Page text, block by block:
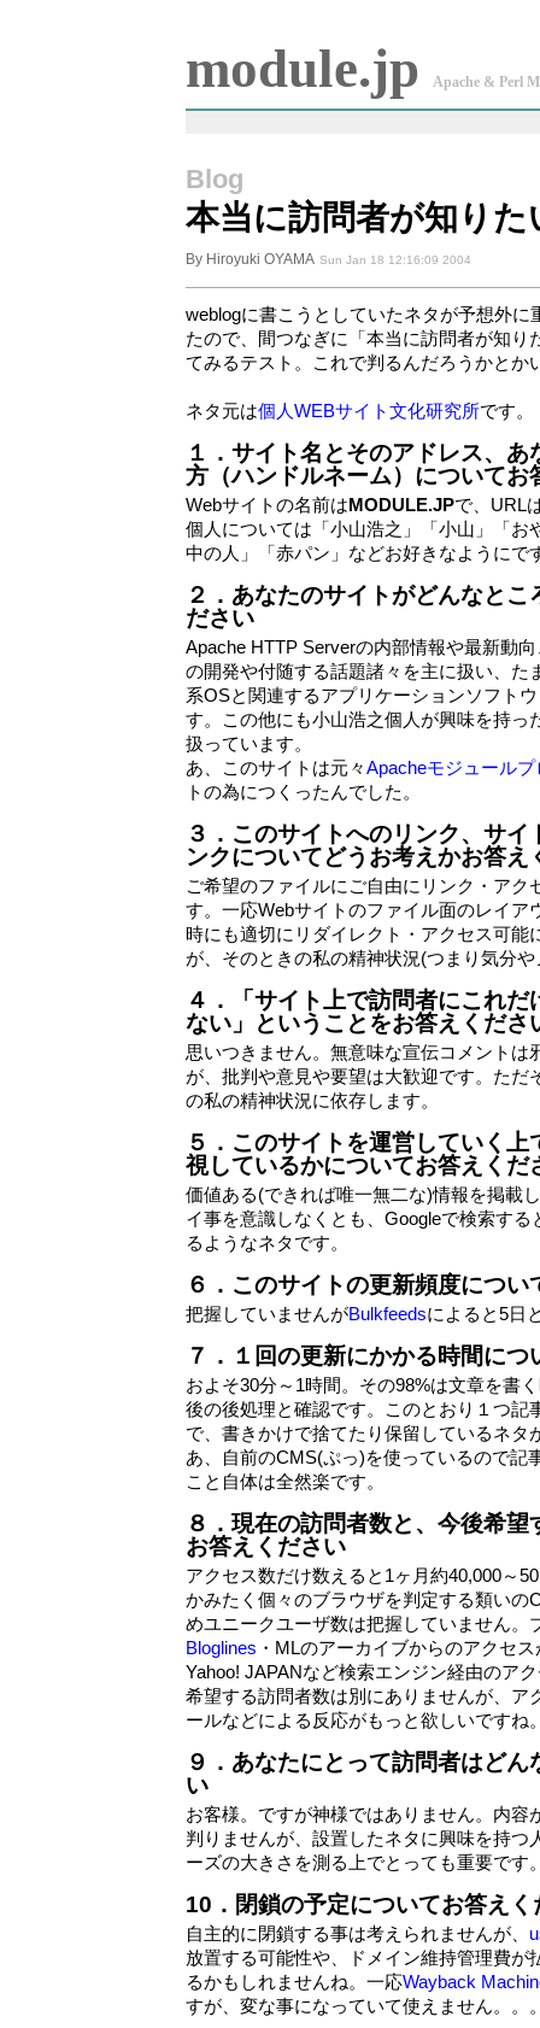
module.jp Apache & Perl
Blog
本当に訪問者が知りた
By Hiroyuki OYAMA Sun Jan 18 12:16:09 2004
weblogに書こうとしていたネタが予想外に
たので、間つなぎに「本当に訪問者が知り
てみるテスト。これで判るんだろうかとか
ネタ元は個人WEBサイト文化研究所です。
１．サイト名とそのアドレス、
方（ハンドルネーム）についてお
Webサイトの名前はMODULE.JPで、URL
個人については「小山浩之」「小山」「お
中の人」「赤パン」などお好きなようにで
２．あなたのサイトがどんなと
ださい
Apache HTTP Serverの内部情報や最新動
の開発や付随する話題諸々を主に扱い、た
系OSと関連するアプリケーションソフト
す。この他にも小山浩之個人が興味を持っ
扱っています。
あ、このサイトは元々Apacheモジュール
トの為につくったんでした。
３．このサイトへのリンク、サ
ンクについてどうお考えかお答え
ご希望のファイルにご自由にリンク・アク
す。一応Webサイトのファイル面のレイア
時にも適切にリダイレクト・アクセス可能
が、そのときの私の精神状況(つまり気分
４．「サイト上で訪問者にこれ
ない」ということをお答えくださ
思いつきません。無意味な宣伝コメントは
が、批判や意見や要望は大歓迎です。ただ
の私の精神状況に依存します。
５．このサイトを運営していく
視しているかについてお答えくだ
価値ある(できれば唯一無二な)情報を掲載
イ事を意識しなくとも、Googleで検索す
るようなネタです。
６．このサイトの更新頻度につい
把握していませんがBulkfeedsによると5日
７．１回の更新にかかる時間に
およそ30分～1時間。その98%は文章を書
後の後処理と確認です。このとおり１つ記
で、書きかけで捨てたり保留しているネタ
あ、自前のCMS(ぷっ)を使っているので記
こと自体は全然楽です。
８．現在の訪問者数と、今後希
お答えください
アクセス数だけ数えると1ヶ月約40,000～
かみたく個々のブラウザを判定する類いの
めユニークユーザ数は把握していません。
Bloglines ・MLのアーカイブからのアクセ
Yahoo! JAPANなど検索エンジン経由のア
希望する訪問者数は別にありませんが、ア
ールなどによる反応がもっと欲しいですね
９．あなたにとって訪問者はど
い
お客様。ですが神様ではありません。内容
判りませんが、設置したネタに興味を持つ
ーズの大きさを測る上でとっても重要です
10．閉鎖の予定についてお答えく
自主的に閉鎖する事は考えられませんが、
放置する可能性や、ドメイン維持管理費が
るかもしれませんね。一応Wayback
すが、変な事になっていて使えません。。